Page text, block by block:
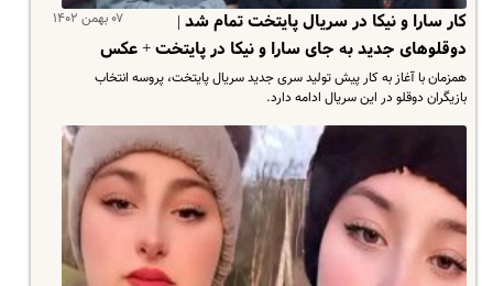
۰۷ بهمن ۱۴۰۲
کار سارا و نیکا در سریال پایتخت تمام شد |
دوقلوهای جدید به جای سارا و نیکا در پایتخت + عکس
همزمان با آغاز به کار پیش تولید سری جدید سریال پایتخت، پروسه انتخاب
بازیگران دوقلو در این سریال ادامه دارد.